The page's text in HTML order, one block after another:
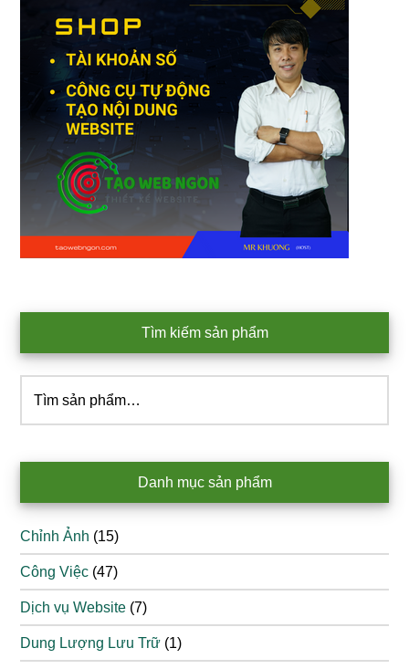
Tìm kiếm sản phẩm
kiếm:
Danh mục sản phẩm
Chỉnh Ảnh (15)
Công Việc (47)
Dịch vụ Website (7)
Dung Lượng Lưu Trữ (1)